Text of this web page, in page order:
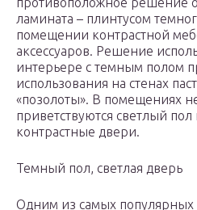
ламината – плинтусом
помещении контрастной
аксессуаров. Решение
интерьере с темным полом
использования на стенах
«позолоты». В помещениях
приветствуются светлый
контрастные двери.
Темный пол, светлая дверь
Одним из самых